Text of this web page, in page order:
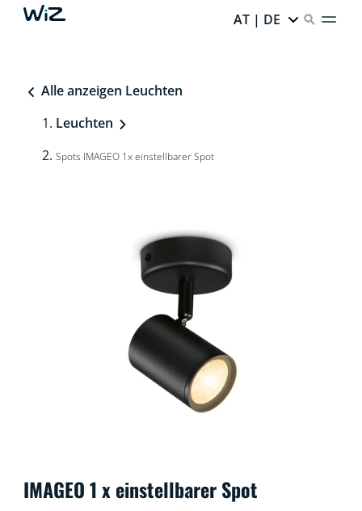
AT | DE
Alle anzeigen Leuchten
Leuchten
Spots IMAGEO 1x einstellbarer Spot
IMAGEO 1 x einstellbarer Spot